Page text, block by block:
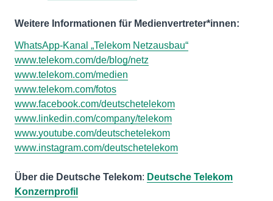
Weitere Informationen für Medienvertreter*innen:
WhatsApp-Kanal „Telekom Netzausbau“
www.telekom.com/de/blog/netz
www.telekom.com/medien
www.telekom.com/fotos
www.facebook.com/deutschetelekom
www.linkedin.com/company/telekom
www.youtube.com/deutschetelekom
www.instagram.com/deutschetelekom
Über die Deutsche Telekom: Deutsche Telekom
Konzernprofil